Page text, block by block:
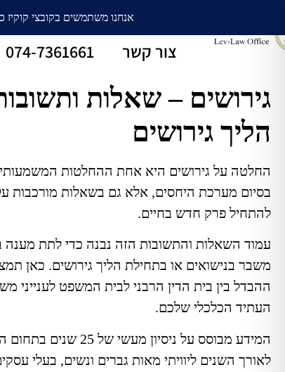
עורך דין גירושין חלוקת
צור קשר
074-7361661
גירושים – שאלות
הליך גירושים
בסיום מערכת היחסים, אלא גם בשאלות מורכבות על
להתחיל פרק חדש בחיים.
עמוד השאלות והתשובות הזה נבנה כדי לתת מענה
משבר בנישואים או בתחילת הליך גירושים. כאן
ההבדל בין בית הדין הרבני לבית המשפט לענייני
העתיד הכלכלי שלכם.
המידע מבוסס על
לאורך השנים ליוויתי מאות גברים ונשים, בעלי